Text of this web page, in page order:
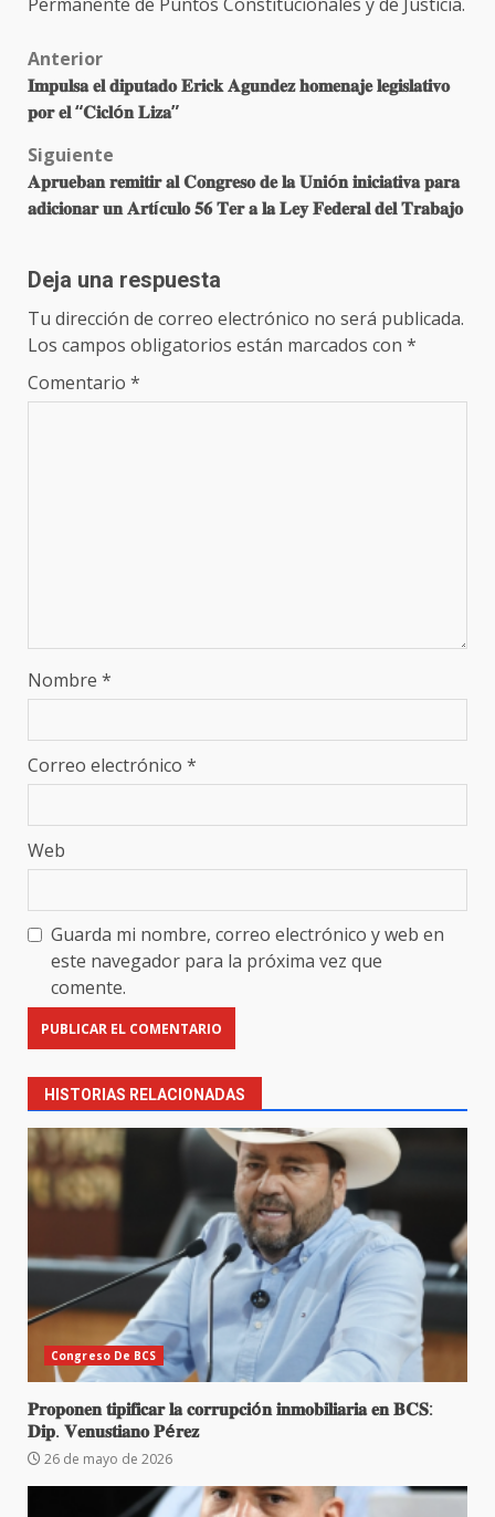
Post
navigation
Anterior
𝐈𝐦𝐩𝐮𝐥𝐬𝐚 𝐞𝐥 𝐝𝐢𝐩𝐮𝐭𝐚𝐝𝐨 𝐄𝐫𝐢𝐜𝐤 𝐀𝐠𝐮𝐧𝐝𝐞𝐳 𝐡𝐨𝐦𝐞𝐧𝐚𝐣𝐞 𝐥𝐞𝐠𝐢𝐬𝐥𝐚𝐭𝐢𝐯𝐨
𝐩𝐨𝐫 𝐞𝐥 “𝐂𝐢𝐜𝐥ó𝐧 𝐋𝐢𝐳𝐚”
Siguiente
𝐀𝐩𝐫𝐮𝐞𝐛𝐚𝐧 𝐫𝐞𝐦𝐢𝐭𝐢𝐫 𝐚𝐥 𝐂𝐨𝐧𝐠𝐫𝐞𝐬𝐨 𝐝𝐞 𝐥𝐚 𝐔𝐧𝐢ó𝐧 𝐢𝐧𝐢𝐜𝐢𝐚𝐭𝐢𝐯𝐚 𝐩𝐚𝐫𝐚
𝐚𝐝𝐢𝐜𝐢𝐨𝐧𝐚𝐫 𝐮𝐧 𝐀𝐫𝐭í𝐜𝐮𝐥𝐨 𝟓𝟔 𝐓𝐞𝐫 𝐚 𝐥𝐚 𝐋𝐞𝐲 𝐅𝐞𝐝𝐞𝐫𝐚𝐥 𝐝𝐞𝐥 𝐓𝐫𝐚𝐛𝐚𝐣𝐨
Deja una respuesta
Tu dirección de correo electrónico no será publicada.
Los campos obligatorios están marcados con *
Comentario *
Nombre *
Correo electrónico *
Web
Guarda mi nombre, correo electrónico y web en
este navegador para la próxima vez que
comente.
HISTORIAS RELACIONADAS
Congreso De BCS
𝐏𝐫𝐨𝐩𝐨𝐧𝐞𝐧 𝐭𝐢𝐩𝐢𝐟𝐢𝐜𝐚𝐫 𝐥𝐚 𝐜𝐨𝐫𝐫𝐮𝐩𝐜𝐢ó𝐧 𝐢𝐧𝐦𝐨𝐛𝐢𝐥𝐢𝐚𝐫𝐢𝐚 𝐞𝐧 𝐁𝐂𝐒:
𝐃𝐢𝐩. 𝐕𝐞𝐧𝐮𝐬𝐭𝐢𝐚𝐧𝐨 𝐏é𝐫𝐞𝐳
26 de mayo de 2026